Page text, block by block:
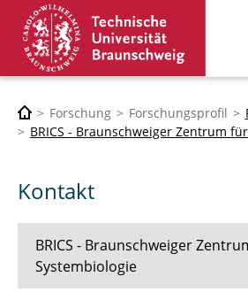
Forschung Forschungsprofil
BRICS - Braunschweiger Zentrum
Kontakt
BRICS - Braunschweiger
Systembiologie